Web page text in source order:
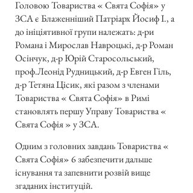
Головою Товариства « Свята Софія» у
ЗСА є Блаженніший Патріарх Йосиф І., а
до ініціятивної групи належать: д-ри
Романа і Мирослав Навроцькі, д-р Роман
Осінчук, д-р Юрій Старосольський,
проф.Леонід Рудницький, д-р Евген Гіль,
д-р Тетяна Цісик, які разом з членами
Товариства « Свята Софія» в Римі
становлять першу Управу Товариства «
Свята Софія » у ЗСА.
Одним з головних завдань Товариства «
Свята Софія» 6 забезпечити дальше
існування та запевнити розвій вище
згаданих інституцій.